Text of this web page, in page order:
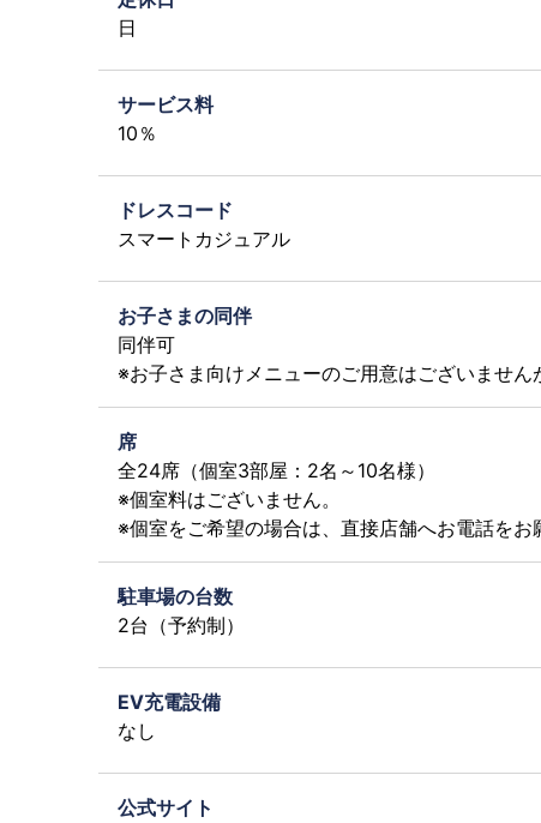
日
サービス料
10％
ドレスコード
スマートカジュアル
お子さまの同伴
同伴可
※お子さま向けメニューのご用意はございません
席
全24席（個室3部屋：2名～10名様）
※個室料はございません。
※個室をご希望の場合は、直接店舗へお電話をお
駐車場の台数
2台（予約制）
EV充電設備
なし
公式サイト